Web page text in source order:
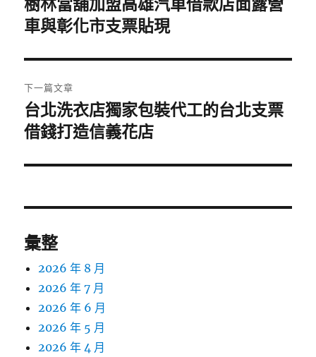
導
覽
上
一
文
章:
樹林當舖加盟高雄汽車借款店面露營
車與彰化市支票貼現
下一篇文章
下
一
文
台北洗衣店獨家包裝代工的台北支票
借錢打造信義花店
彙整
2026 年 8 月
2026 年 7 月
2026 年 6 月
2026 年 5 月
2026 年 4 月